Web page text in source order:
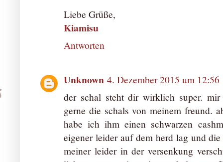
Liebe Grüße,
Kiamisu
Antworten
Unknown 4. Dezember 2015 um 12:56
der schal steht dir wirklich super.
gerne die schals von meinem freund.
habe ich ihm einen schwarzen
eigener leider auf dem herd lag und
meiner leider in der versenkung